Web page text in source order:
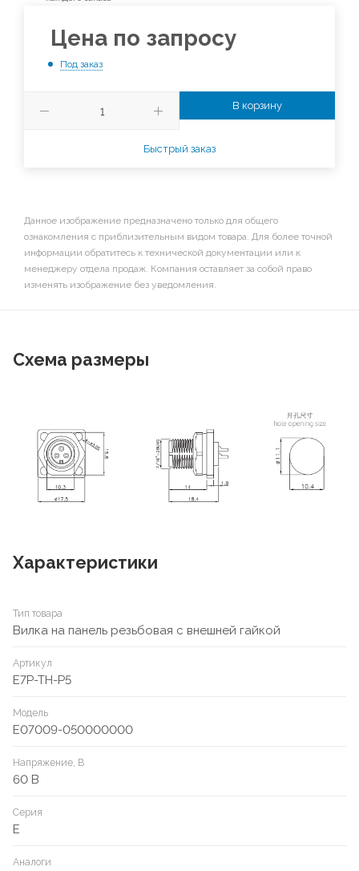
Цена по запросу
Под заказ
В корзину
Быстрый заказ
Данное изображение предназначено только для общего
ознакомления с приблизительным видом товара. Для более точной
информации обратитесь к технической документации или к
менеджеру отдела продаж. Компания оставляет за собой право
изменять изображение без уведомления.
Схема размеры
Характеристики
Тип товара
Вилка на панель резьбовая с внешней гайкой
Артикул
E7P-TH-P5
Модель
E07009-050000000
Напряжение, В
60 В
Серия
E
Аналоги